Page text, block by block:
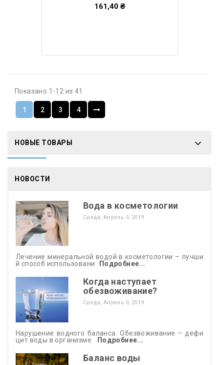
161,40 ₴
Показано 1-12 из 41
1 2 3 4
НОВЫЕ ТОВАРЫ
НОВОСТИ
Вода в косметологии
Среда, Апрель 3, 2019
Лечение минеральной водой в косметологии – лучши
й способ использовани
Подробнее...
Когда наступает
обезвоживание?
Среда, Апрель 3, 2019
Нарушение водного баланса. Обезвоживание – дефи
цит воды в организме.
Подробнее...
Баланс воды